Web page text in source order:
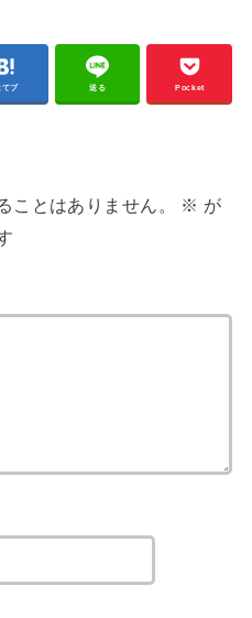
てブ 送る Pocket
ことはありません。 ※ が